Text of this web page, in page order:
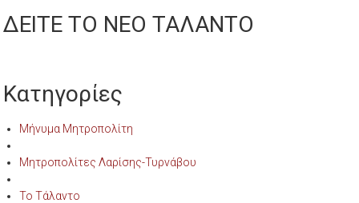
ΔΕΙΤΕ ΤΟ ΝΕΟ ΤΑΛΑΝΤΟ
Κατηγορίες
Μήνυμα Μητροπολίτη
Μητροπολίτες Λαρίσης-Τυρνάβου
Το Τάλαντο